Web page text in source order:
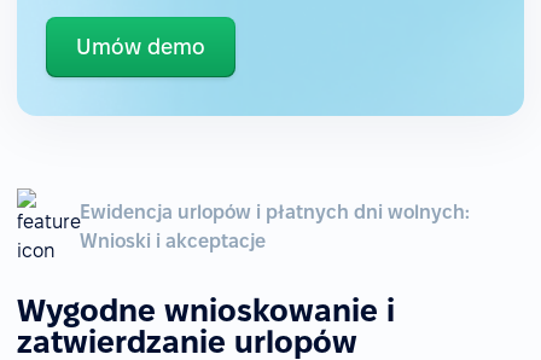
Umów demo
Ewidencja urlopów i płatnych dni wolnych:
Wnioski i akceptacje
Wygodne wnioskowanie i
zatwierdzanie urlopów